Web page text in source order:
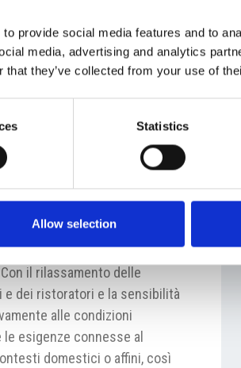
provide social media features and to
media, advertising and analytics
they’ve collected from your use of
Statistics
Allow selection
della normativa non è
confusione registrato presso
I chiarimenti
di composizione
rendendo problematico il
l’andamento dei costi
complicato una
anni? E il settore come
periodo almeno, un’acuta
il rilassamento delle
e dei ristoratori e la sensibilità
alle condizioni
esigenze connesse al
domestici o affini, così